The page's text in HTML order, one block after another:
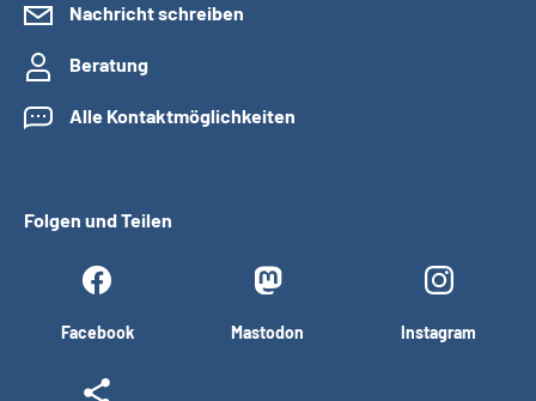
Nachricht schreiben
Beratung
Alle Kontaktmöglichkeiten
Folgen und Teilen
Facebook Mastodon Instagram